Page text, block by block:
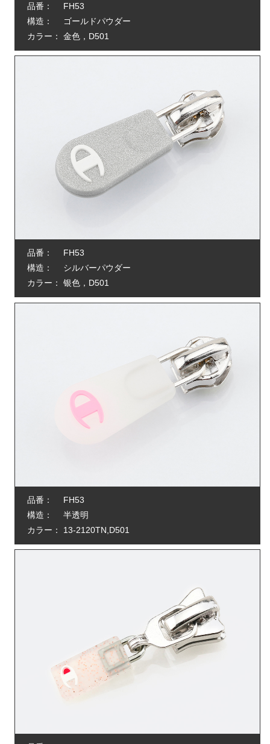
品番：
FH53
構造：
ゴールドパウダー
カラー：
金色，D501
品番：
FH53
構造：
シルバーパウダー
カラー：
银色，D501
品番：
FH53
構造：
半透明
カラー：
13-2120TN,D501